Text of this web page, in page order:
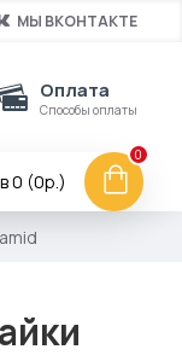
МЫ ВКОНТАКТЕ
Оплата
Способы оплаты
0 (0р.)
0